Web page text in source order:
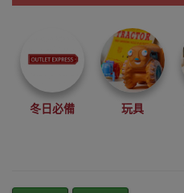
我們每月會固定
尋找最更新、最
潮、有特色而且
優惠的優質產
品，從用家的角
度為你帶來你的
最好選擇。
冬日必備 玩具